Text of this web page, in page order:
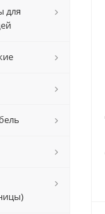
для